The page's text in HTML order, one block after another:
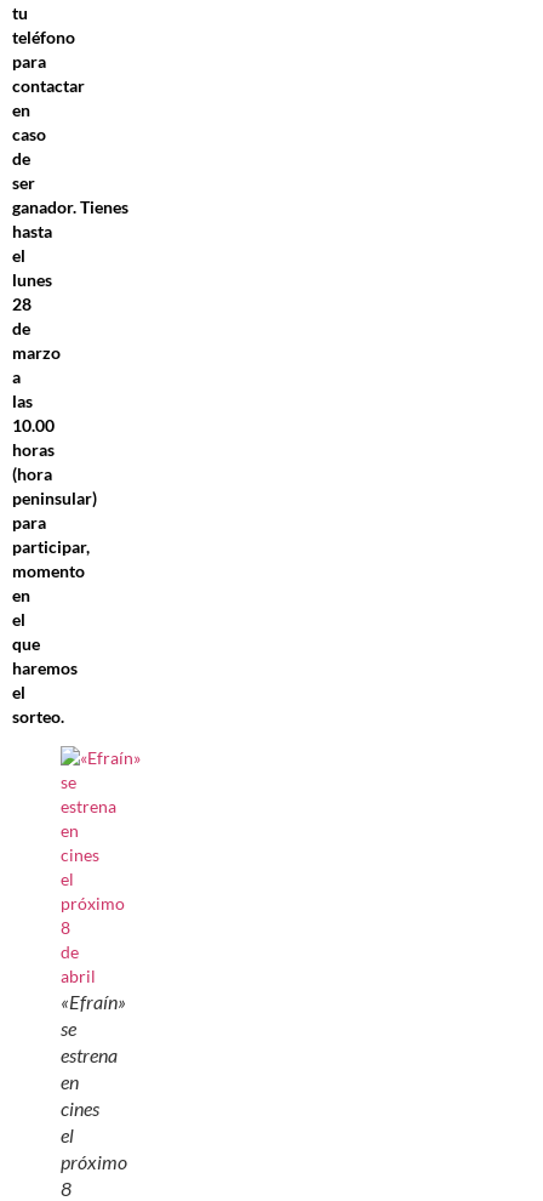
tu
teléfono
para
contactar
en
caso
de
ser
ganador. Tienes
hasta
el
lunes
28
de
marzo
a
las
10.00
horas
(hora
peninsular)
para
participar,
momento
en
el
que
haremos
el
sorteo.
«Efraín»
se
estrena
en
cines
el
próximo
8